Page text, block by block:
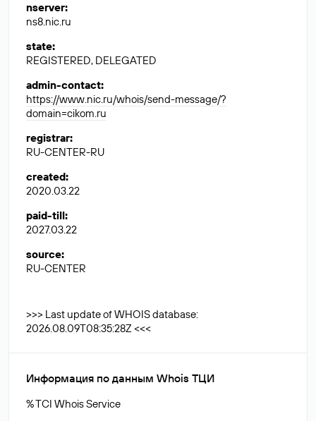
nserver:
ns8.nic.ru
state:
REGISTERED, DELEGATED
admin-contact:
https://www.nic.ru/whois/send-message/?
domain=cikom.ru
registrar:
RU-CENTER-RU
created:
2020.03.22
paid-till:
2027.03.22
source:
RU-CENTER
>>> Last update of WHOIS database:
2026.08.09T08:35:28Z <<<
Информация по данным Whois ТЦИ
% TCI Whois Service